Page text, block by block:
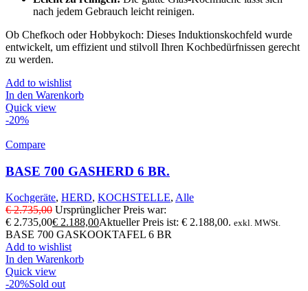
nach jedem Gebrauch leicht reinigen.
Ob Chefkoch oder Hobbykoch: Dieses Induktionskochfeld wurde
entwickelt, um effizient und stilvoll Ihren Kochbedürfnissen gerecht
zu werden.
Add to wishlist
In den Warenkorb
Quick view
-20%
Compare
BASE 700 GASHERD 6 BR.
Kochgeräte, HERD, KOCHSTELLE, Alle
€2.735,00 Ursprünglicher Preis war:
€ 2.735,00€ 2.188,00Aktueller Preis ist: € 2.188,00. exkl. MWSt.
BASE 700 GASKOOKTAFEL 6 BR
Add to wishlist
In den Warenkorb
Quick view
-20%Sold out